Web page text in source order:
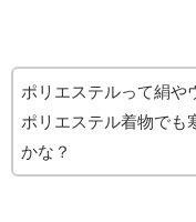
ポリエステルって絹や
ポリエステル着物でも
かな？